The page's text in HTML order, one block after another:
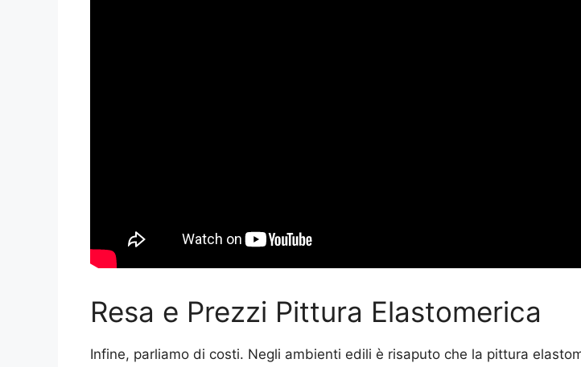
Resa e Prezzi Pittura Elastomerica
Infine, parliamo di costi. Negli ambienti edili è risaputo che la pittura